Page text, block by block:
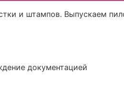
и штампов. Выпускаем
документацией